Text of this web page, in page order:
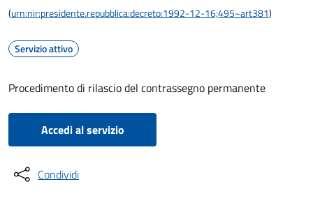
(urn:nir:presidente.repubblica:decreto:1992-12-16;495~art381)
Servizio attivo
Procedimento di rilascio del contrassegno permanente
Accedi al servizio
Condividi